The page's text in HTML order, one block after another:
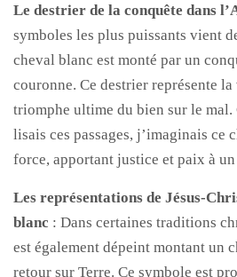
Le destrier de la conquête dans
symboles les plus puissants vient
cheval blanc est monté par un
couronne. Ce destrier représente
triomphe ultime du bien sur le mal.
lisais ces passages, j’imaginais ce
force, apportant justice et paix à un
Les représentations de Jésus-
blanc : Dans certaines traditions
est également dépeint montant un
retour sur Terre. Ce symbole est